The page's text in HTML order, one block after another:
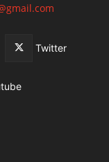
Twitter